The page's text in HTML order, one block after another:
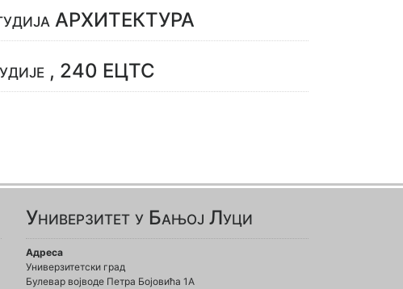
АРХИТЕКТУРА
, 240 ЕЦТС
Универзитет у Бањој Луци
Адреса
Универзитетски град
Булевар војводе Петра Бојовића 1А